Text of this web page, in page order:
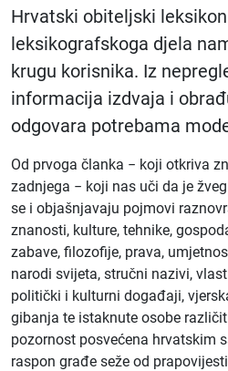
Hrvatski obiteljski
leksikografskoga djela
krugu korisnika. Iz
informacija izdvaja i
odgovara potrebama
Od prvoga članka − koji otkriva
zadnjega − koji nas uči da je
se i objašnjavaju pojmovi
znanosti, kulture, tehnike,
zabave, filozofije, prava,
narodi svijeta, stručni nazivi,
politički i kulturni događaji,
gibanja te istaknute osobe
pozornost posvećena hrvatskim
raspon građe seže od